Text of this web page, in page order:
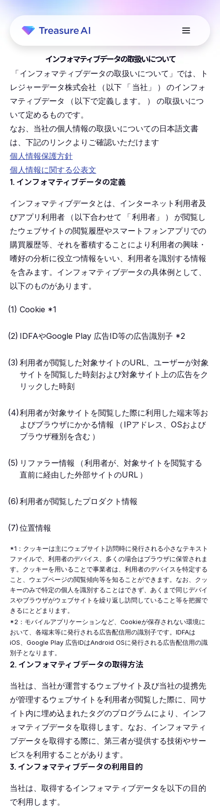
インフォマティブデータの取扱いについて
「インフォマティブデータの取扱いについて」では、ト
レジャーデータ株式会社
（ 以下 「 当社」 ） のインフォ
マティブデータ
（ 以下で定義します。 ） の取扱いにつ
いて定めるものです。
なお、当社の個人情報の取扱いについての日本語文書
は、下記のリンクよりご確認いただけます
個人情報保護方針
個人情報に関する公表文
1. インフォマティブデータの定義
インフォマティブデータとは、インターネット利用者及
びアプリ利用者
（ 以下合わせて 「利用者」 ）
が閲覧し
たウェブサイトの閲覧履歴やスマートフォンアプリでの
購買履歴等、それを蓄積することにより利用者の興味・
嗜好の分析に役立つ情報をいい、利用者を識別する情報
を含みます。インフォマティブデータの具体例として、
以下のものがあります。
Cookie *1
IDFAやGoogle Play 広告ID等の広告識別子 *2
利用者が閲覧した対象サイトのURL、ユーザーが対象
サイトを閲覧した時刻および対象サイト上の広告をク
リックした時刻
利用者が対象サイトを閲覧した際に利用した端末等お
よびブラウザにかかる情報
（ IPアドレス、OSおよび
ブラウザ種別を含む ）
リファラー情報 （利用者が、対象サイトを閲覧する
直前に経由した外部サイトのURL ）
利用者が閲覧したプロダクト情報
位置情報
*1：クッキーは主にウェブサイト訪問時に発行される小さなテキスト
ファイルで、利用者のデバイス、多くの場合はブラウザに保管されま
す。クッキーを用いることで事業者は、利用者のデバイスを特定する
こと、ウェブページの閲覧傾向等を知ることができます。なお、クッ
キーのみで特定の個人を識別することはできず、あくまで同じデバイ
スやブラウザがウェブサイトを繰り返し訪問していること等を把握で
きるにとどまります。
*2：モバイルアプリケーションなど、Cookieが保存されない環境に
おいて、各端末等に発行される広告配信用の識別子です。IDFAは
iOS、Google Play 広告IDはAndroid OSに発行される広告配信用の識
別子となります。
2. インフォマティブデータの取得方法
当社は、当社が運営するウェブサイト及び当社の提携先
が管理するウェブサイトを利用者が閲覧した際に、同サ
イト内に埋め込まれたタグのプログラムにより、インフ
ォマティブデータを取得します。なお、インフォマティ
ブデータを取得する際に、第三者が提供する技術やサー
ビスを利用することがあります。
3. インフォマティブデータの利用目的
当社は、取得するインフォマティブデータを以下の目的
で利用します。